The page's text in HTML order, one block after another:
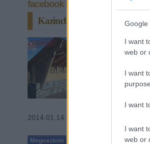
Google
I want
web or
I want
I want
I want
web or
facebook komment
Kazincbarcika titkolja a
Kazincbarcika
megbízást
forintért. Az
2014.01.14. 13:18 |